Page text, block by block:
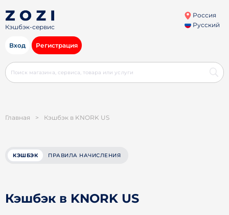
Кэшбэк-сервис
Россия
Русский
Вход Регистрация
Главная > Кэшбэк в KNORK US
КЭШБЭК ПРАВИЛА НАЧИСЛЕНИЯ
Кэшбэк в KNORK US